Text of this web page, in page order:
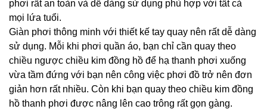
phơi rất an toàn và dễ dàng sử dụng phù hợp với tất cả
mọi lứa tuổi.
Giàn phơi thông minh với thiết kế tay quay nên rất dễ dàng
sử dụng. Mỗi khi phơi quần áo, bạn chỉ cần quay theo
chiều ngược chiều kim đồng hồ để hạ thanh phơi xuống
vừa tầm đứng với bạn nên công việc phơi đồ trở nên đơn
giản hơn rất nhiều. Còn khi bạn quay theo chiều kim đồng
hồ thanh phơi được nâng lên cao trông rất gọn gàng.